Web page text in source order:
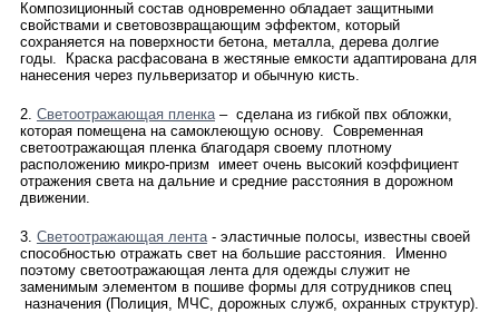
ПРИМЕНЕНИЕ
ДОСТАВКА
Композиционный состав одновременно обладает защитными
свойствами и световозвращающим эффектом, который
сохраняется на поверхности бетона, металла, дерева долгие
годы. Краска расфасована в жестяные емкости адаптирована для
нанесения через пульверизатор и обычную кисть.
2. Светоотражающая пленка– сделана из гибкой пвх обложки,
которая помещена на самоклеющую основу. Современная
светоотражающая пленка благодаря своему плотному
расположению микро-призм имеет очень высокий коэффициент
отражения света на дальние и средние расстояния в дорожном
движении.
3. Светоотражающая лента- эластичные полосы, известны своей
способностью отражать свет на большие расстояния. Именно
поэтому светоотражающая лента для одежды служит не
заменимым элементом в пошиве формы для сотрудников спец
назначения (Полиция, МЧС, дорожных служб, охранных структур).